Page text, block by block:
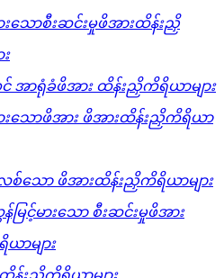
ားသောစီးဆင်းမှုဖိအားထိန်းညှိ
င် အာရုံခံဖိအား ထိန်းညှိကိရိယာများ
ားသောဖိအား ဖိအားထိန်းညှိကိရိယာ
လစ်သော ဖိအားထိန်းညှိကိရိယာများ
မြင့်မားသော စီးဆင်းမှုဖိအား
ာများ
န်းညှိကိရိယာများ